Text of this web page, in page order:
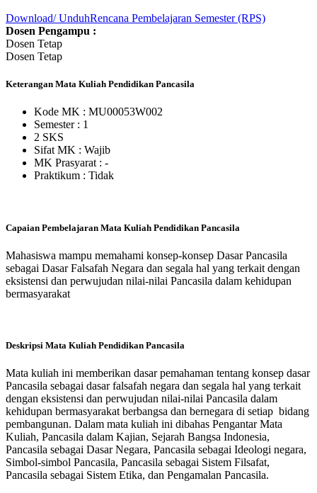
Download/ UnduhRencana Pembelajaran Semester (RPS)
Dosen Pengampu :
Dosen Tetap
Dosen Tetap
Keterangan Mata Kuliah Pendidikan Pancasila
Kode MK : MU00053W002
Semester : 1
2 SKS
Sifat MK : Wajib
MK Prasyarat : -
Praktikum : Tidak
Capaian Pembelajaran Mata Kuliah Pendidikan Pancasila
Mahasiswa mampu memahami konsep-konsep Dasar Pancasila
sebagai Dasar Falsafah Negara dan segala hal yang terkait dengan
eksistensi dan perwujudan nilai-nilai Pancasila dalam kehidupan
bermasyarakat
Deskripsi Mata Kuliah Pendidikan Pancasila
Mata kuliah ini memberikan dasar pemahaman tentang konsep dasar
Pancasila sebagai dasar falsafah negara dan segala hal yang terkait
dengan eksistensi dan perwujudan nilai-nilai Pancasila dalam
kehidupan bermasyarakat berbangsa dan bernegara di setiap bidang
pembangunan. Dalam mata kuliah ini dibahas Pengantar Mata
Kuliah, Pancasila dalam Kajian, Sejarah Bangsa Indonesia,
Pancasila sebagai Dasar Negara, Pancasila sebagai Ideologi negara,
Simbol-simbol Pancasila, Pancasila sebagai Sistem Filsafat,
Pancasila sebagai Sistem Etika, dan Pengamalan Pancasila.